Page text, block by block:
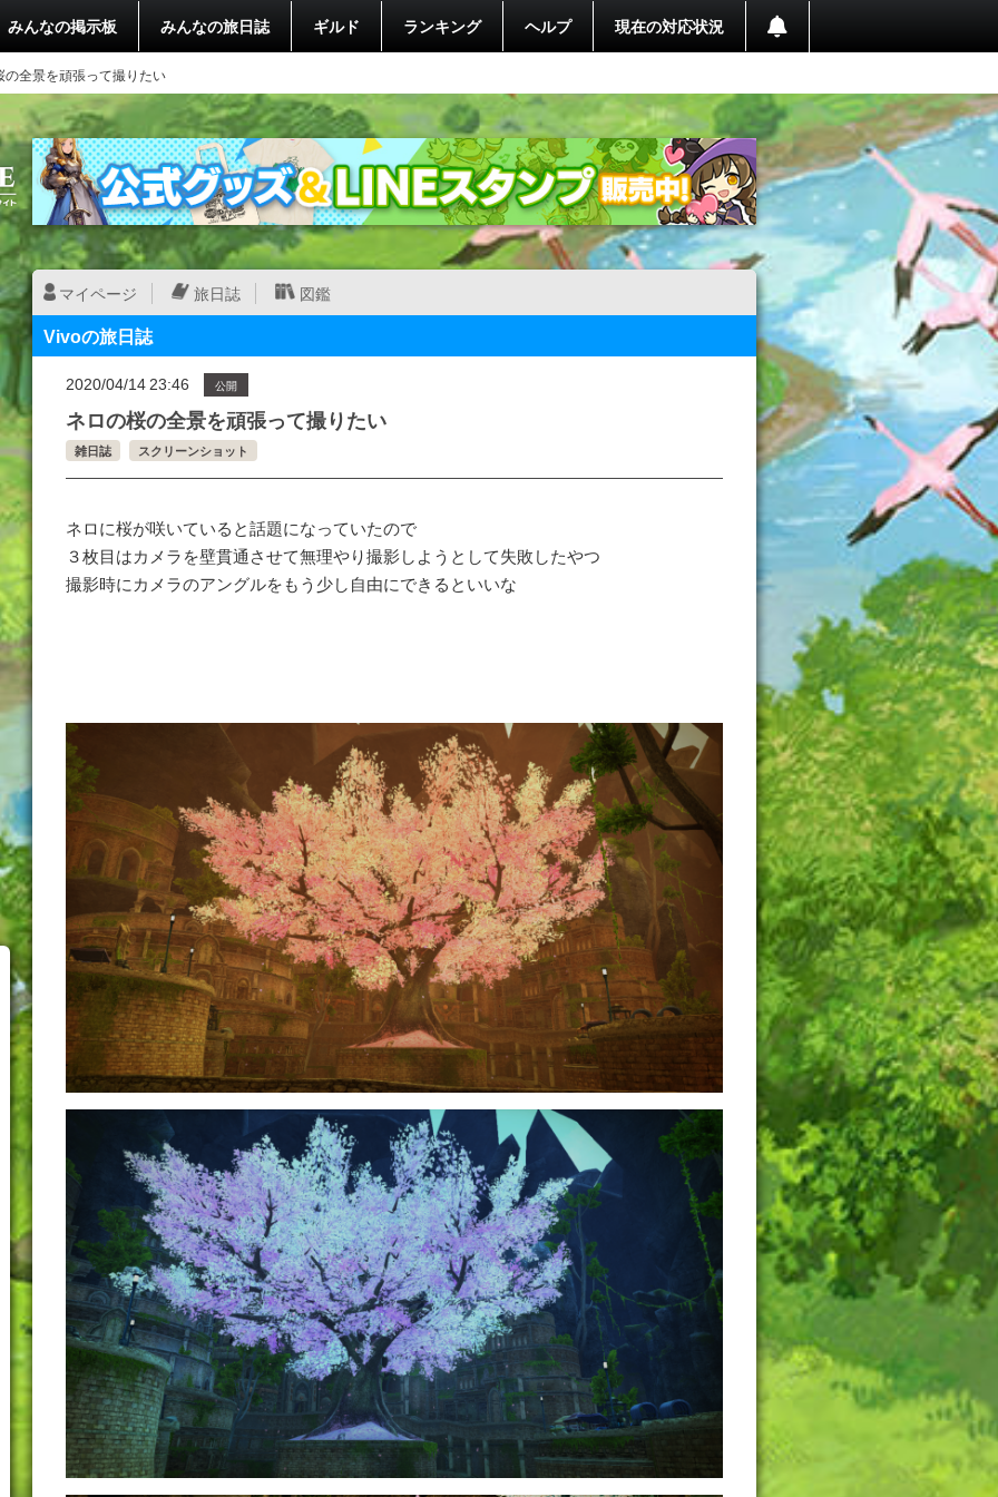
みんなの掲示板 みんなの旅日誌 ギルド ランキング ヘルプ 現在の対応状況
の全景を頑張って撮りたい
マイページ 旅日誌 図鑑
Vivoの旅日誌
2020/04/14 23:46 公開
ネロの桜の全景を頑張って撮りたい
雑日誌 スクリーンショット
ネロに桜が咲いていると話題になっていたので
３枚目はカメラを壁貫通させて無理やり撮影しようとして失敗したやつ
撮影時にカメラのアングルをもう少し自由にできるといいな